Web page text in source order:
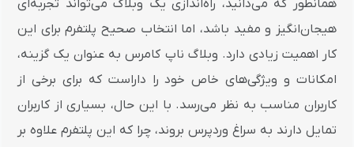
همانطور که می‌دانید، راه‌اندازی یک وبلاگ می‌تواند تجربه‌ای
هیجان‌انگیز و مفید باشد، اما انتخاب صحیح پلتفرم برای این
کار اهمیت زیادی دارد. وبلاگ ناپ کامرس به عنوان یک گزینه،
امکانات و ویژگی‌های خاص خود را داراست که برای برخی از
کاربران مناسب به نظر می‌رسد. با این حال، بسیاری از کاربران
تمایل دارند به سراغ وردپرس بروند، چرا که این پلتفرم علاوه بر